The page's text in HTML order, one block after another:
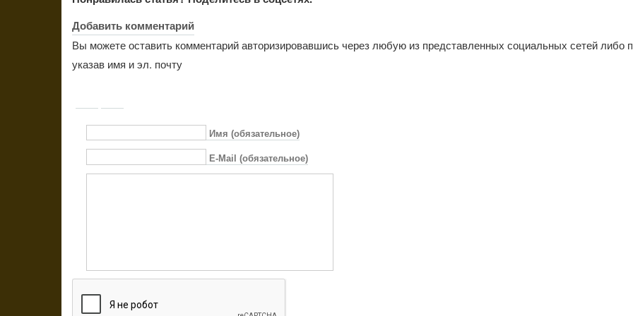
Добавить комментарий
Вы можете оставить комментарий авторизировавшись через любую из представленных социальных сетей либо
указав имя и эл. почту
Имя (обязательное)
E-Mail (обязательное)